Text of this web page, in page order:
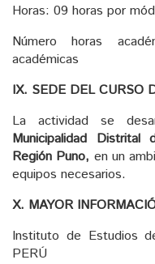
Horas: 09 horas por
Número horas
académicas
IX. SEDE DEL CURSO
La actividad se
Municipalidad
Región Puno, en un
equipos necesarios.
X. MAYOR
Instituto de Estudios
PERÚ